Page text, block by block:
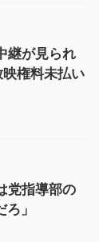
継が見られ
権料未払い
党指導部の
」